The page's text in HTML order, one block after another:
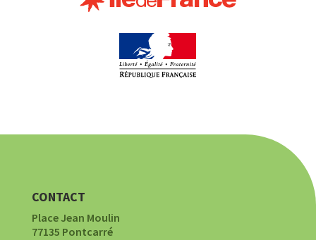
CONTACT
Place Jean Moulin
77135 Pontcarré